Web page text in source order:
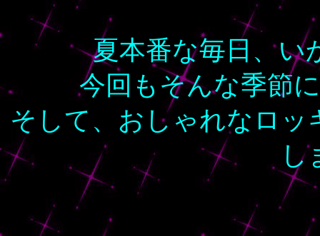
夏本番な毎日、い
今回もそんな季節
そして、おしゃれなロ
し